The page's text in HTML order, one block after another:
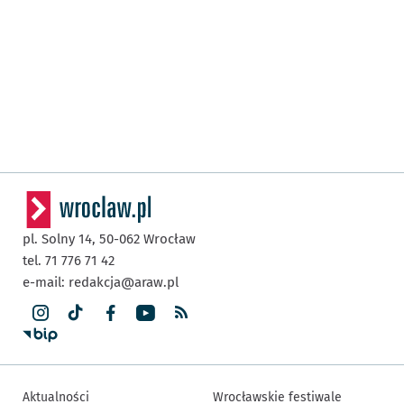
pl. Solny 14, 50-062 Wrocław
tel. 71 776 71 42
e-mail: redakcja@araw.pl
Aktualności Wrocławskie festiwale